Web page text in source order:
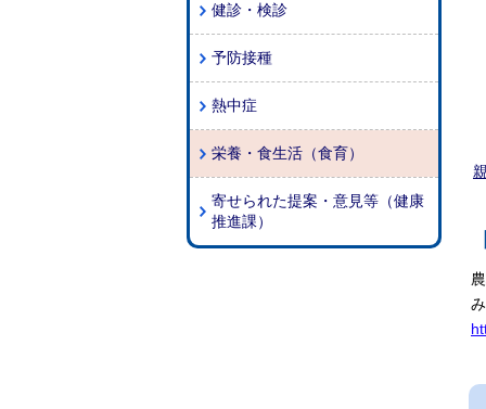
健診・検診
予防接種
熱中症
栄養・食生活（食育）
寄せられた提案・意見等（健康
推進課）